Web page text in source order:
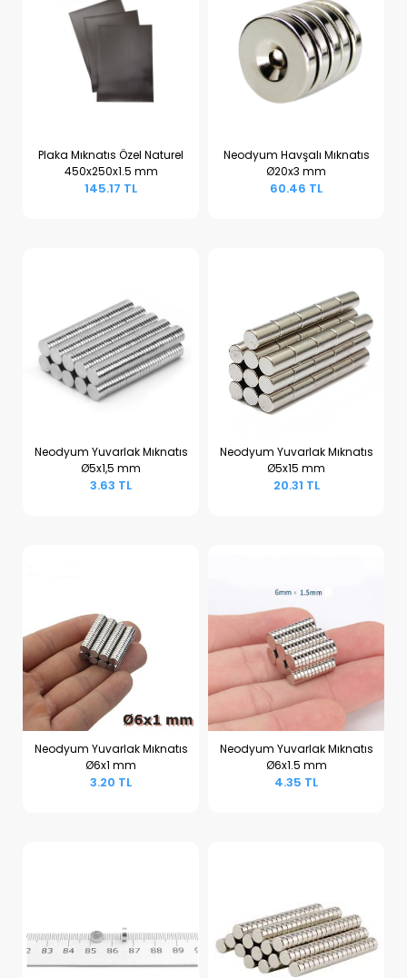
Sepete Ekle
Plaka Mıknatıs Özel Naturel
450x250x1.5 mm
145.17 TL
Sepete Ekle
Neodyum Havşalı Mıknatıs
Ø20x3 mm
60.46 TL
Sepete Ekle
Neodyum Yuvarlak Mıknatıs
Ø5x1,5 mm
3.63 TL
Sepete Ekle
Neodyum Yuvarlak Mıknatıs
Ø5x15 mm
20.31 TL
Sepete Ekle
Neodyum Yuvarlak Mıknatıs
Ø6x1 mm
3.20 TL
Sepete Ekle
Neodyum Yuvarlak Mıknatıs
Ø6x1.5 mm
4.35 TL